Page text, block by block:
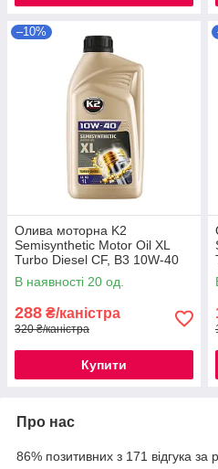
–10%
Олива моторна K2
Semisynthetic Motor Oil XL
Turbo Diesel CF, B3 10W-40
1л (O2051E)
В наявності 20 од.
288 ₴/каністра
320 ₴/каністра
Купити
Про нас
86% позитивних з 171 відгука за